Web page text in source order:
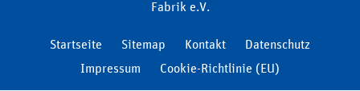
Fabrik e.V.
Startseite Sitemap Kontakt
Datenschutz
Impressum
Cookie-Richtlinie (EU)